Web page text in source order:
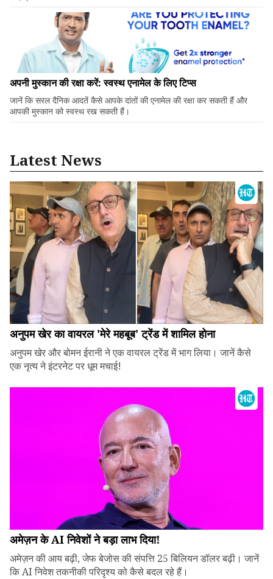
अपनी मुस्कान की रक्षा करें: स्वस्थ एनामेल के लिए टिप्स
जानें कि सरल दैनिक आदतें कैसे आपके दांतों की एनामेल की रक्षा कर सकती हैं और
आपकी मुस्कान को स्वस्थ रख सकती हैं।
Latest News
अनुपम खेर का वायरल 'मेरे महबूब' ट्रेंड में शामिल होना
अनुपम खेर और बोमन ईरानी ने एक वायरल ट्रेंड में भाग लिया। जानें कैसे
एक नृत्य ने इंटरनेट पर धूम मचाई!
अमेज़न के AI निवेशों ने बड़ा लाभ दिया!
अमेज़न की आय बढ़ी, जेफ बेजोस की संपत्ति 25 बिलियन डॉलर बढ़ी। जानें
कि AI निवेश तकनीकी परिदृश्य को कैसे बदल रहे हैं।